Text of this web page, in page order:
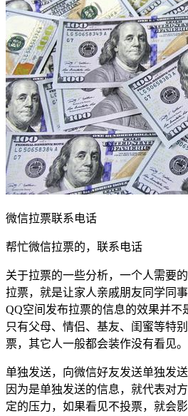
微信拉票联系电话
帮忙微信拉票的，联系电话
关于拉票的一些分析，一个人需要
拉票，就是让家人亲戚朋友同学同
QQ空间发布拉票的信息的效果并不
只有父母、情侣、基友、闺蜜等特
票，其它人一般都会装作没有看见。
单独发送，向微信好友发送单独发
因为是单独发送的信息，就代表对
定的压力，如果看见不投票，就会